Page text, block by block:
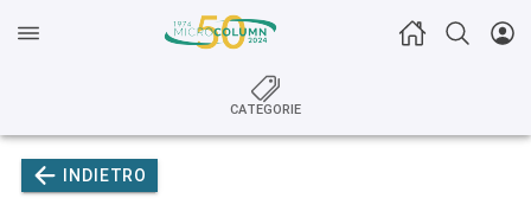
CATEGORIE
INDIETRO